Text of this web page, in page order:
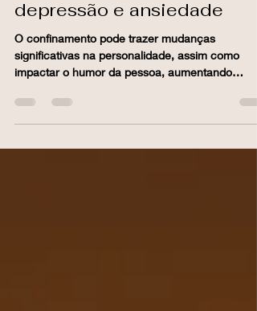
aumentar estresse,
depressão e ansiedade
O confinamento pode trazer mudanças
significativas na personalidade, assim como
impactar o humor da pessoa, aumentando